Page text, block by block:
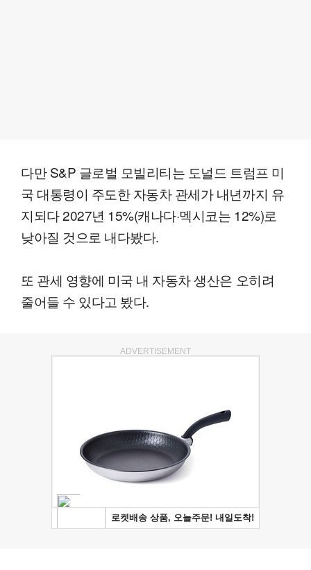
다만 S&P 글로벌 모빌리티는 도널드 트럼프 미
국 대통령이 주도한 자동차 관세가 내년까지 유
지되다 2027년 15%(캐나다·멕시코는 12%)로
낮아질 것으로 내다봤다.
또 관세 영향에 미국 내 자동차 생산은 오히려
줄어들 수 있다고 봤다.
ADVERTISEMENT